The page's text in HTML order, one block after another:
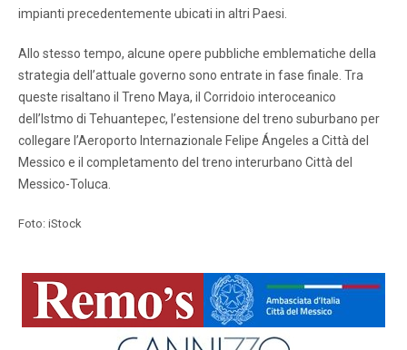
impianti precedentemente ubicati in altri Paesi.
Allo stesso tempo, alcune opere pubbliche emblematiche della
strategia dell’attuale governo sono entrate in fase finale. Tra
queste risaltano il Treno Maya, il Corridoio interoceanico
dell’Istmo di Tehuantepec, l’estensione del treno suburbano per
collegare l’Aeroporto Internazionale Felipe Ángeles a Città del
Messico e il completamento del treno interurbano Città del
Messico-Toluca.
Foto: iStock